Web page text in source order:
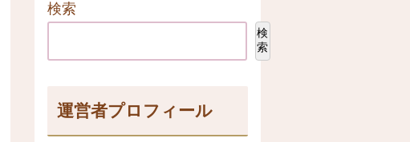
検索
検
索
運営者プロフィール